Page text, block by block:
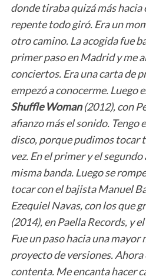
donde tiraba quizá más hacia
repente todo giró. Era un
otro camino. La acogida fue
primer paso en Madrid y me
conciertos. Era una carta de
empezó a conocerme. Luego
Shuffle Woman(2012), con
afianzo más el sonido. Tengo
disco, porque pudimos tocar
vez. En el primer y el
misma banda. Luego se
tocar con el bajista Manuel
Ezequiel Navas, con los que
(2014), en Paella Records, y
Fue un paso hacia una
proyecto de versiones.
contenta. Me encanta hacer